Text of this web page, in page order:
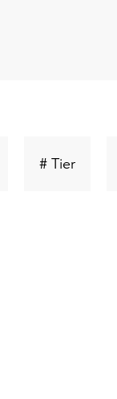
Schlüsselwort
# Tier